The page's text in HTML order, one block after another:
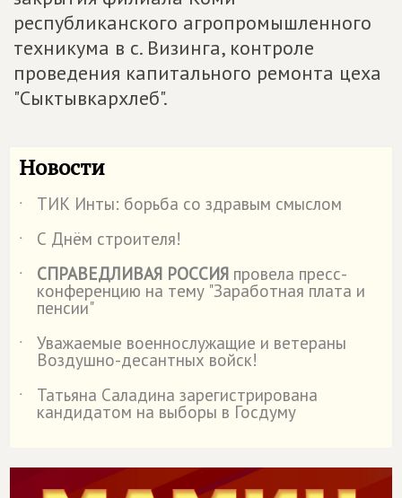
республиканского агропромышленного
техникума в с. Визинга, контроле
проведения капитального ремонта цеха
"Сыктывкархлеб".
Новости
˙
ТИК Инты: борьба со здравым смыслом
˙
С Днём строителя!
˙
СПРАВЕДЛИВАЯ РОССИЯ провела пресс-
конференцию на тему "Заработная плата и
пенсии"
˙
Уважаемые военнослужащие и ветераны
Воздушно-десантных войск!
˙
Татьяна Саладина зарегистрирована
кандидатом на выборы в Госдуму